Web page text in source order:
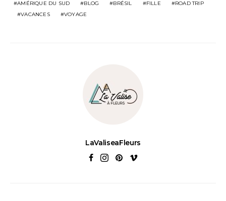
AMÉRIQUE DU SUD BLOG BRÉSIL FILLE
ROAD TRIP
VACANCES
VOYAGE
LaValiseaFleurs